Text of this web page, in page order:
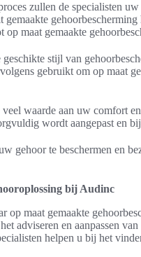
zullen de specialisten
gemaakte
op maat gemaakte
geschikte stijl van
gebruikt om op maat
waarde aan uw comfort
wordt aangepast en
gehoor te beschermen en
bij Audinc
op maat gemaakte
adviseren en aanpassen
helpen u bij het